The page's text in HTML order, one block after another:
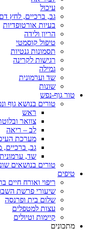
עיכול
גב, ברכיים, לחץ
בעיות אורטופדיות
הריון ולידה
טיפול קוסמטי
תסמונות גנטיות
רגישות לקרינה
גמילה
שד וערמונית
שונות
טור גוף-נפש
טורים בנושא גוף
ראש
צוואר
לב – ריאה
מערכת
גב,
שד,
טורים בנושאים
טיפים
ריפוי ואורח חיים
שיעורי פרשת
שלום בית ופרנסה
עצות למטפלים
קיימות וטיולים
מתכונים